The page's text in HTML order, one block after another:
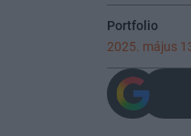
Portfolio
2025. május